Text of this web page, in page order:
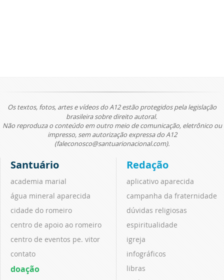
Os textos, fotos, artes e vídeos do A12 estão protegidos pela legislação
brasileira sobre direito autoral.
Não reproduza o conteúdo em outro meio de comunicação, eletrônico ou
impresso, sem autorização expressa do A12
(faleconosco@santuarionacional.com).
Santuário
academia marial
água mineral aparecida
cidade do romeiro
centro de apoio ao romeiro
centro de eventos pe. vitor
contato
doação
Redação
aplicativo aparecida
campanha da fraternidade
dúvidas religiosas
espiritualidade
igreja
infográficos
libras